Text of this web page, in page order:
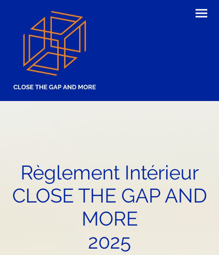
Règlement Intérieur
CLOSE THE GAP AND
MORE
2025